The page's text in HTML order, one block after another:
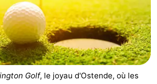
Golf, le joyau d'Ostende, où les